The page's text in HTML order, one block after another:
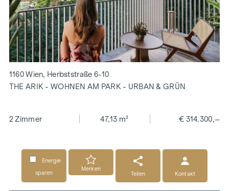
1160 Wien, Herbststraße 6-10
THE ARIK - WOHNEN AM PARK - URBAN & GRÜN
2 Zimmer 47,13 m² € 314.300,–
Energie
sparen
Merken
Teilen
Kontakt